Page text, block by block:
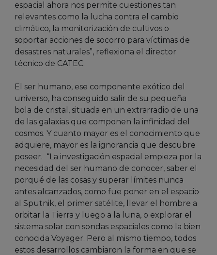
espacial ahora nos permite cuestiones tan
relevantes como la lucha contra el cambio
climático, la monitorización de cultivos o
soportar acciones de socorro para víctimas de
desastres naturales”, reflexiona el director
técnico de CATEC.
El ser humano, ese componente exótico del
universo, ha conseguido salir de su pequeña
bola de cristal, situada en un extrarradio de una
de las galaxias que componen la infinidad del
cosmos. Y cuanto mayor es el conocimiento que
adquiere, mayor es la ignorancia que descubre
poseer. “La investigación espacial empieza por la
necesidad del ser humano de conocer, saber el
porqué de las cosas y superar límites nunca
antes alcanzados, como fue poner en el espacio
al Sputnik, el primer satélite, llevar el hombre a
orbitar la Tierra y luego a la luna, o explorar el
sistema solar con sondas espaciales como la bien
conocida Voyager. Pero al mismo tiempo, todos
estos desarrollos cambiaron la forma en que se